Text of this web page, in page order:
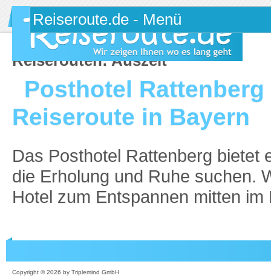
Reiserouten:Auszeit
Posthotel
Reiseroute in Bayern
Das Posthotel Rattenberg bietet
die Erholung und Ruhe suchen.
Hotel zum Entspannen mitten
Copyright © 2026 by Triplemind GmbH